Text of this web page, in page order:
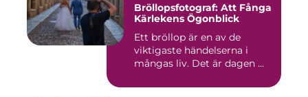
Bröllopsfotograf: Att Fånga
Kärlekens Ögonblick
Ett bröllop är en av de
viktigaste händelserna i
mångas liv. Det är dagen ...